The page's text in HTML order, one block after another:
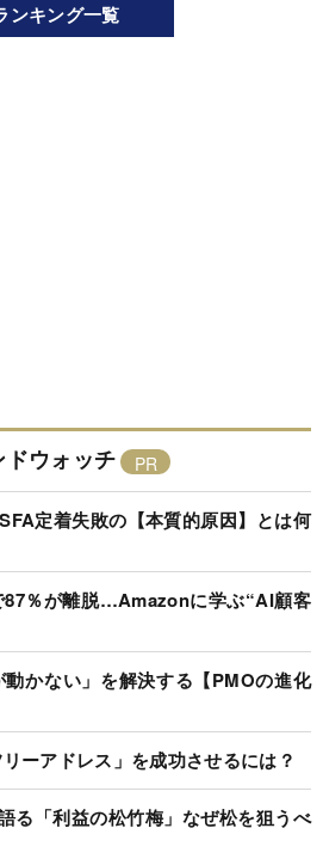
ンキング一覧
ドウォッチ
定着失敗の【本質的原因】とは何
87％が離脱…Amazonに学ぶ“AI顧客
動かない」を解決する【PMOの進化
ーアドレス」を成功させるには？
る「利益の松竹梅」なぜ松を狙うべ